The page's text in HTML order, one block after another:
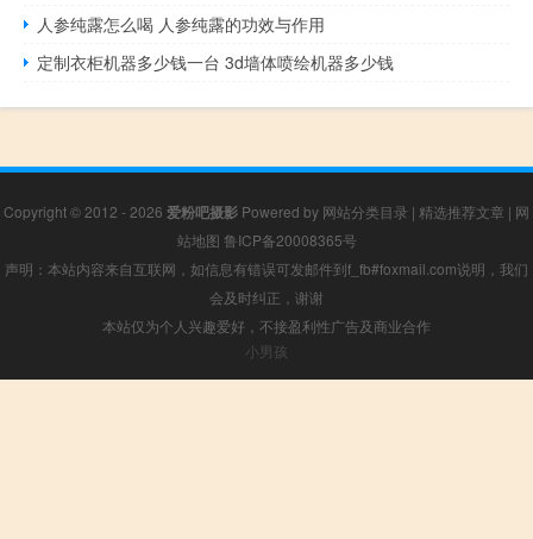
人参纯露怎么喝 人参纯露的功效与作用
定制衣柜机器多少钱一台 3d墙体喷绘机器多少钱
Copyright © 2012 - 2026 爱粉吧摄影 Powered by 网站分类目录 | 精选推荐文章 | 网
站地图 鲁ICP备20008365号
声明：本站内容来自互联网，如信息有错误可发邮件到f_fb#foxmail.com说明，我们
会及时纠正，谢谢
本站仅为个人兴趣爱好，不接盈利性广告及商业合作
小男孩